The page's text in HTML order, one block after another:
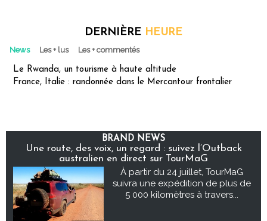
DERNIÈRE HEURE
News Les + lus Les + commentés
Le Rwanda, un tourisme à haute altitude
France, Italie : randonnée dans le Mercantour frontalier
BRAND NEWS
Une route, des voix, un regard : suivez l’Outback
australien en direct sur TourMaG
À partir du 24 juillet, TourMaG
suivra une expédition de plus de
5 000 kilomètres à travers...